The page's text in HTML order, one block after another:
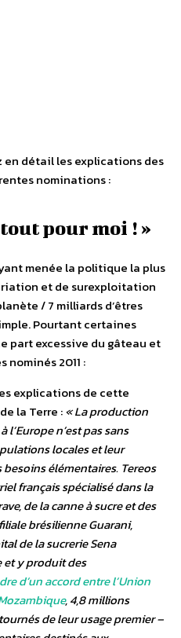
en détail les explications des
nominations :
pour moi ! »
menée la politique la plus
et de surexploitation
/ 7 milliards d’êtres
Pourtant certaines
part excessive du gâteau et
nominés 2011 :
explications de cette
la Terre :« La production
l’Europe n’est pas sans
locales et leur
élémentaires. Tereos
français spécialisé dans la
de la canne à sucre et des
brésilienne Guarani,
de la sucrerie Sena
et y produit des
d’un accord entre l’Union
, 4,8 millions
de leur usage premier –